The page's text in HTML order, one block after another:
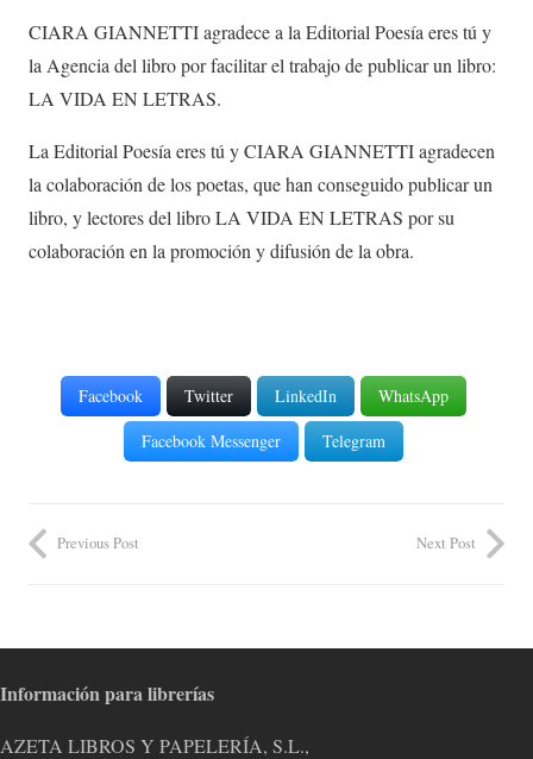
CIARA GIANNETTI agradece a la Editorial Poesía eres tú y
la Agencia del libro por facilitar el trabajo de publicar un libro:
LA VIDA EN LETRAS.
La Editorial Poesía eres tú y CIARA GIANNETTI agradecen
la colaboración de los poetas, que han conseguido publicar un
libro, y lectores del libro LA VIDA EN LETRAS por su
colaboración en la promoción y difusión de la obra.
Facebook Twitter LinkedIn
WhatsApp
Facebook Messenger
Telegram
Previous Post Next Post
Información para librerías
AZETA LIBROS Y PAPELERÍA, S.L.,